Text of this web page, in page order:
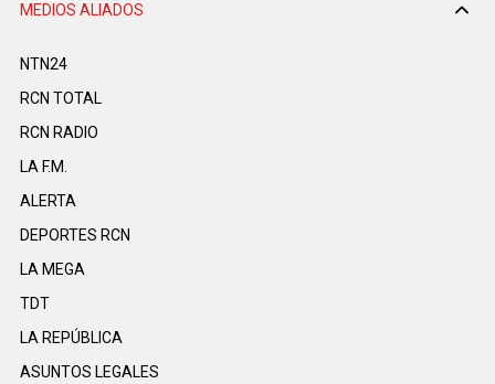
MEDIOS ALIADOS
NTN24
RCN TOTAL
RCN RADIO
LA F.M.
ALERTA
DEPORTES RCN
LA MEGA
TDT
LA REPÚBLICA
ASUNTOS LEGALES